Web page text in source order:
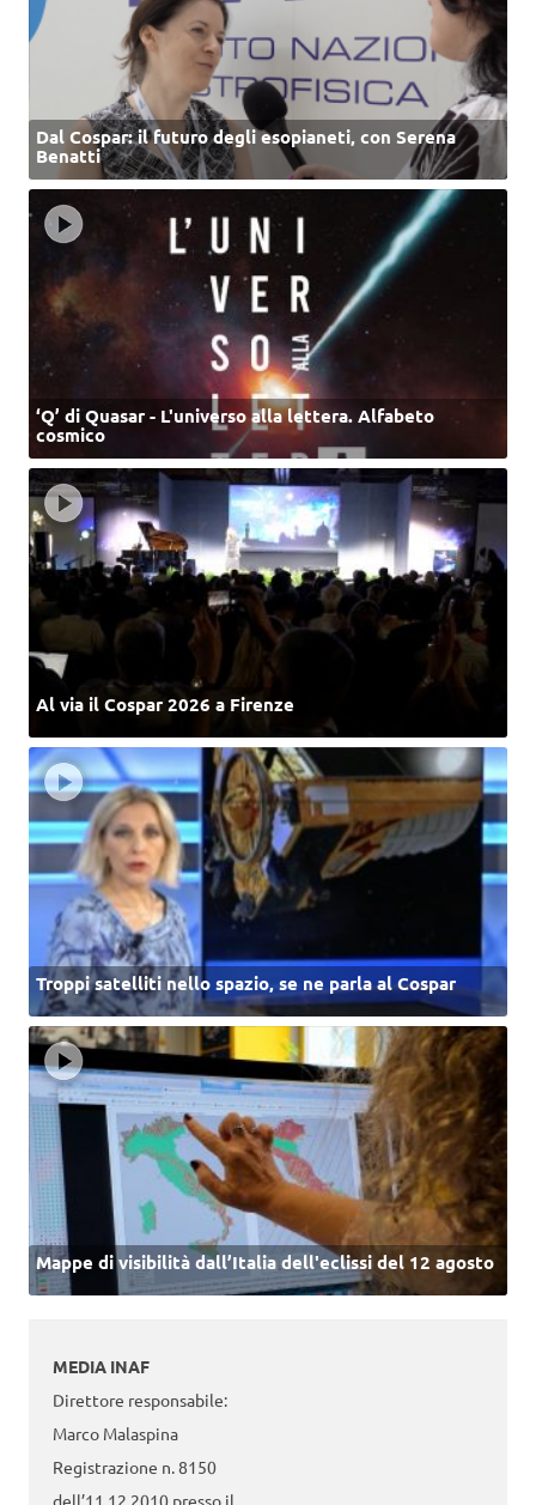
Dal Cospar: il futuro degli esopianeti, con Serena
Benatti
‘Q’ di Quasar - L'universo alla lettera. Alfabeto
cosmico
Al via il Cospar 2026 a Firenze
Troppi satelliti nello spazio, se ne parla al Cospar
Mappe di visibilità dall’Italia dell'eclissi del 12 agosto
MEDIA INAF
Direttore responsabile:
Marco Malaspina
Registrazione n. 8150
dell’11.12.2010 presso il